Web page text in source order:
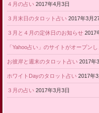
４月の占い 2017年4月3日
３月末日のタロット占い 2017年3月
３月と４月の定休日のお知らせ 2017
「Yahoo占い」のサイトがオープンし
お彼岸と週末のタロット占い 2017年
ホワイトDayのタロット占い 2017年
３月の占い 2017年3月3日